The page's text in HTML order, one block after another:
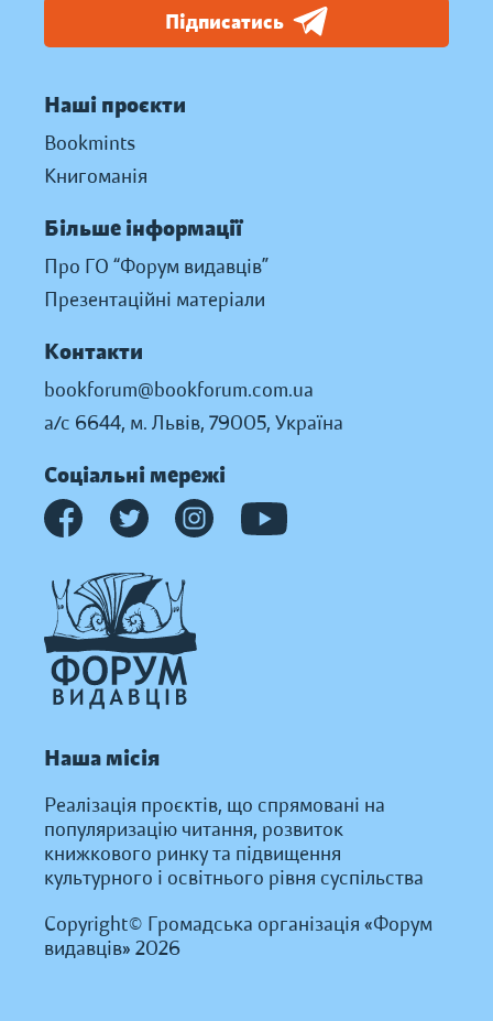
Підписатись
Наші проєкти
Bookmints
Книгоманія
Більше інформації
Про ГО “Форум видавців”
Презентаційні матеріали
Контакти
bookforum@bookforum.com.ua
а/с 6644, м. Львів, 79005, Україна
Соціальні мережі
Наша місія
Реалізація проєктів, що спрямовані на
популяризацію читання, розвиток
книжкового ринку та підвищення
культурного і освітнього рівня суспільства
Copyright© Громадська організація «Форум
видавців» 2026